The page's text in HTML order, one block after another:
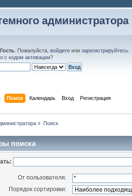
администратора
Гость . Пожалуйста, войдите или зарегистрируйтесь
с кодом активации?
Поиск Календарь Вход Регистрация
» Поиск
поиска
От пользователя:
Порядок сортировки: